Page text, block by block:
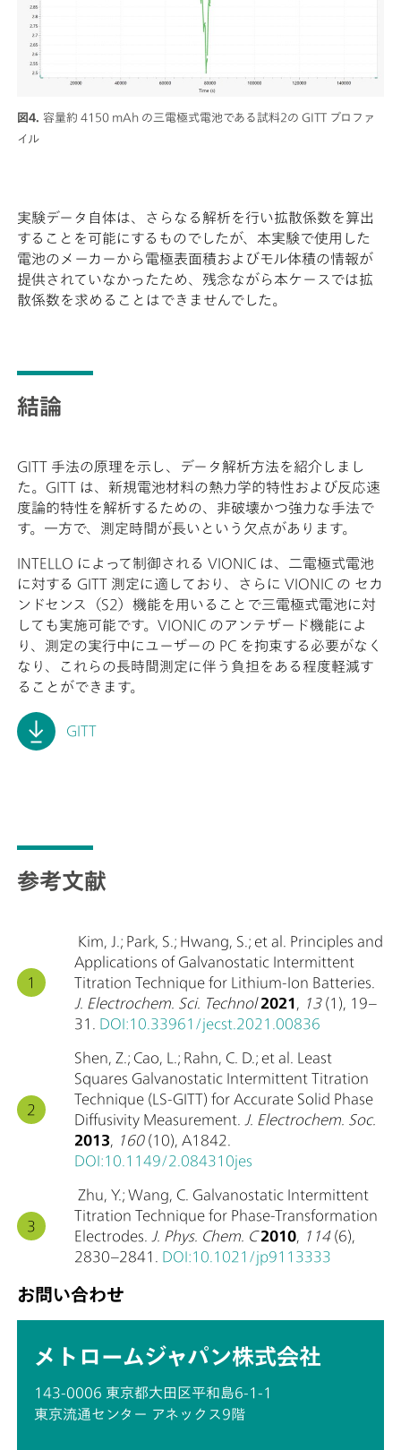
図4. 容量約 4150 mAh の三電極式電池である試料2の GITT プロファ
イル
実験データ自体は、さらなる解析を行い拡散係数を算出
することを可能にするものでしたが、本実験で使用した
電池のメーカーから電極表面積およびモル体積の情報が
提供されていなかったため、残念ながら本ケースでは拡
散係数を求めることはできませんでした。
結論
GITT 手法の原理を示し、データ解析方法を紹介しまし
た。GITT は、新規電池材料の熱力学的特性および反応速
度論的特性を解析するための、非破壊かつ強力な手法で
す。一方で、測定時間が長いという欠点があります。
INTELLO によって制御される VIONIC は、二電極式電池
に対する GITT 測定に適しており、さらに VIONIC の セカ
ンドセンス（S2）機能を用いることで三電極式電池に対
しても実施可能です。VIONIC のアンテザード機能によ
り、測定の実行中にユーザーの PC を拘束する必要がなく
なり、これらの長時間測定に伴う負担をある程度軽減す
ることができます。
GITT
参考文献
Kim, J.; Park, S.; Hwang, S.; et al. Principles and
Applications of Galvanostatic Intermittent
Titration Technique for Lithium-Ion Batteries.
J. Electrochem. Sci. Technol 2021 13(1), 19–
31.
DOI:10.33961/jecst.2021.00836
Shen, Z.; Cao, L.; Rahn, C. D.; et al. Least
Squares Galvanostatic Intermittent Titration
Technique (LS-GITT) for Accurate Solid Phase
Diffusivity Measurement.
J. Electrochem. Soc.
2013
160(10), A1842.
DOI:10.1149/2.084310jes
Zhu, Y.; Wang, C. Galvanostatic Intermittent
Titration Technique for Phase-Transformation
Electrodes.
J. Phys. Chem. C 2010 114(6),
2830–2841.
DOI:10.1021/jp9113333
お問い合わせ
メトロームジャパン株式会社
143-0006 東京都大田区平和島6-1-1
東京流通センター アネックス9階